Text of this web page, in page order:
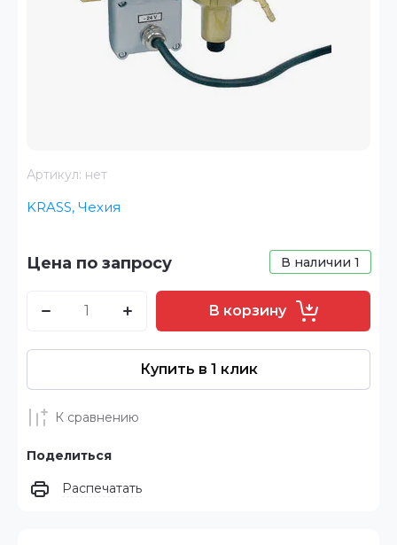
Артикул: нет
KRASS, Чехия
В наличии 1
Цена по запросу
В корзину
Купить в 1 клик
К сравнению
Поделиться
Распечатать